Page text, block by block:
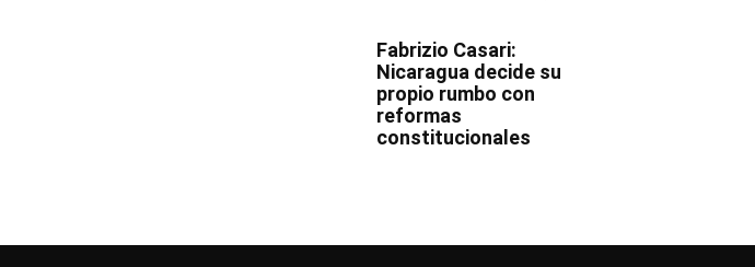
Fabrizio Casari:
Nicaragua decide su
propio rumbo con
reformas
constitucionales